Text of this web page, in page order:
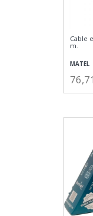
Cable
m.
MATEL